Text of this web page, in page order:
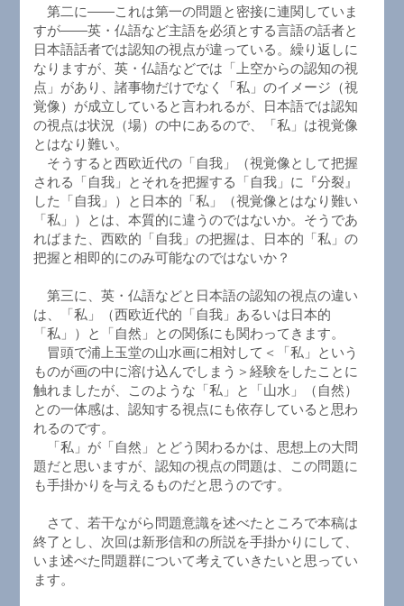
第二に――これは第一の問題と密接に連関していま
すが――英・仏語など主語を必須とする言語の話者と
日本語話者では認知の視点が違っている。繰り返しに
なりますが、英・仏語などでは「上空からの認知の視
点」があり、諸事物だけでなく「私」のイメージ（視
覚像）が成立していると言われるが、日本語では認知
の視点は状況（場）の中にあるので、「私」は視覚像
とはなり難い。
そうすると西欧近代の「自我」（視覚像として把握
される「自我」とそれを把握する「自我」に『分裂』
した「自我」）と日本的「私」（視覚像とはなり難い
「私」）とは、本質的に違うのではないか。そうであ
ればまた、西欧的「自我」の把握は、日本的「私」の
把握と相即的にのみ可能なのではないか？
第三に、英・仏語などと日本語の認知の視点の違い
は、「私」（西欧近代的「自我」あるいは日本的
「私」）と「自然」との関係にも関わってきます。
冒頭で浦上玉堂の山水画に相対して＜「私」という
ものが画の中に溶け込んでしまう＞経験をしたことに
触れましたが、このような「私」と「山水」（自然）
との一体感は、認知する視点にも依存していると思わ
れるのです。
「私」が「自然」とどう関わるかは、思想上の大問
題だと思いますが、認知の視点の問題は、この問題に
も手掛かりを与えるものだと思うのです。
さて、若干ながら問題意識を述べたところで本稿は
終了とし、次回は新形信和の所説を手掛かりにして、
いま述べた問題群について考えていきたいと思ってい
ます。